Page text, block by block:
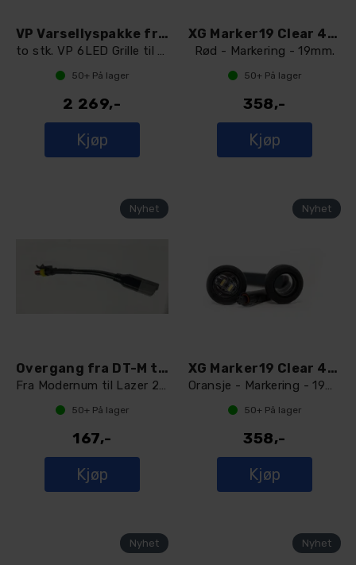
VP Varsellyspakke front Vito W447
to stk. VP 6LED Grille til front Vito
50+På lager
2 269,-
Kjøp
XG Marker19 Clear 4-pin connector
Rød - Markering - 19mm.
50+På lager
358,-
Kjøp
Overgang fra DT-M til AMP-F
Fra Modernum til Lazer 2-pin
50+På lager
167,-
Kjøp
XG Marker19 Clear 4-pin connector
Oransje - Markering - 19mm.
50+På lager
358,-
Kjøp